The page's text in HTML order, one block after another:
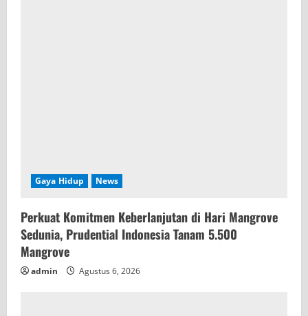
Gaya Hidup News
Perkuat Komitmen Keberlanjutan di Hari Mangrove
Sedunia, Prudential Indonesia Tanam 5.500
Mangrove
admin Agustus 6, 2026